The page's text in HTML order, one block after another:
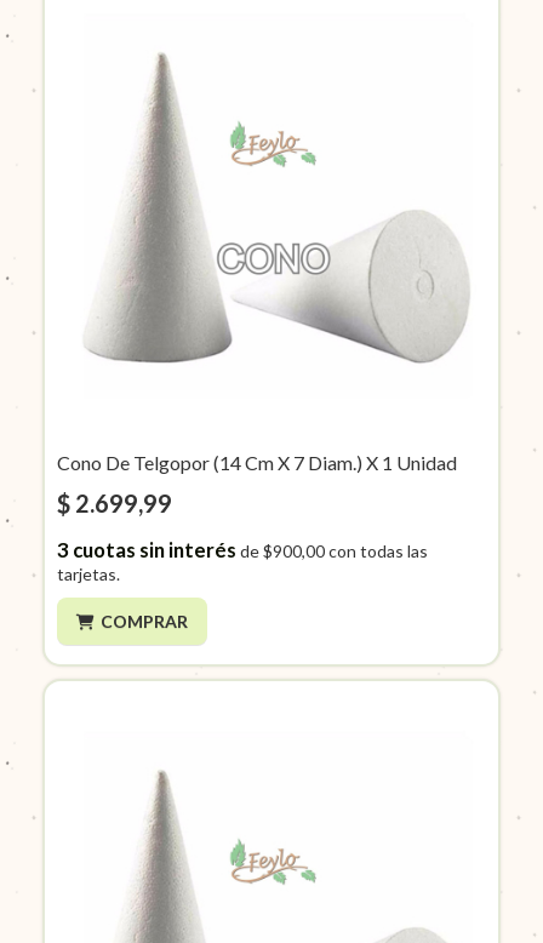
Cono De Telgopor (14 Cm X 7 Diam.) X 1 Unidad
$ 2.699,99
3cuotas sin interés de$900,00con todas las
tarjetas.
COMPRAR